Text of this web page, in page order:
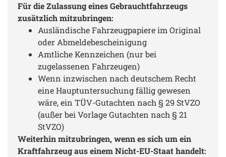
Für die Zulassung eines Gebrauchtfahrzeugs
zusätzlich mitzubringen:
Ausländische Fahrzeugpapiere im Original
oder Abmeldebescheinigung
Amtliche Kennzeichen (nur bei
zugelassenen Fahrzeugen)
Wenn inzwischen nach deutschem Recht
eine Hauptuntersuchung fällig gewesen
wäre, ein TÜV-Gutachten nach § 29 StVZO
(außer bei Vorlage Gutachten nach § 21
StVZO)
Weiterhin mitzubringen, wenn es sich um ein
Kraftfahrzeug aus einem Nicht-EU-Staat handelt: